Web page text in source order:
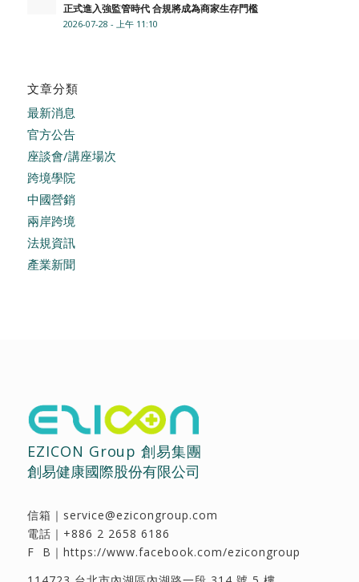
正式進入強監管時代 合規將成為商家生存門檻
2026-07-28 - 上午 11:10
文章分類
最新消息
官方公告
座談會/講座場次
跨境學院
中國營銷
兩岸跨境
法規資訊
產業新聞
EZICON Group 創易集團
創易健康國際股份有限公司
信箱｜ service@ezicongroup.com
電話｜ +886 2 2658 6186
F B｜ https://www.facebook.com/ezicongroup